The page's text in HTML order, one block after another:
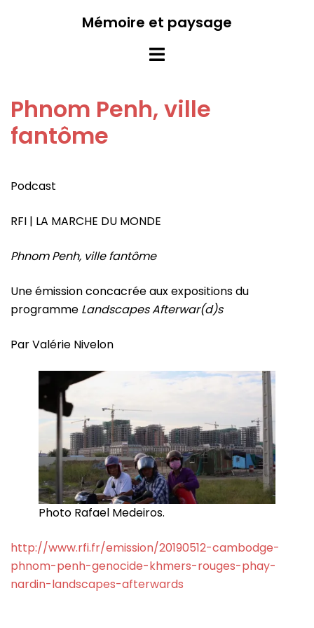
Mémoire et paysage
Ouvrir/fermer
Phnom Penh, ville
fantôme
Podcast
RFI | LA MARCHE DU MONDE
Phnom Penh, ville fantôme
Une émission concacrée aux expositions du
programme Landscapes Afterwar(d)s
Par Valérie Nivelon
Photo Rafael Medeiros.
http://www.rfi.fr/emission/20190512-cambodge-
phnom-penh-genocide-khmers-rouges-phay-
nardin-landscapes-afterwards